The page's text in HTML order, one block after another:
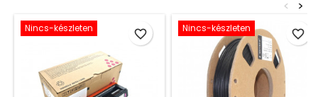
>
<
Nincs-készleten favorite_border Nincs-készleten favorite_border